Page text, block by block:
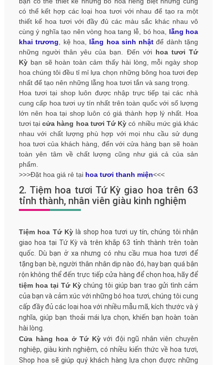
có thể kết hợp các loại hoa tươi với nhau để tạo ra một
thiết kế hoa tươi với đầy đủ các màu sắc khác nhau vô
cùng ý nghĩa tạo nên vòng hoa tang lễ, bó hoa, lẵng hoa
khai trương , kệ hoa, lẵng hoa sinh nhật để dành tặng
những người thân yêu của bạn. Đến với hoa tươi Tứ
Kỳbạn sẽ hoàn toàn cảm thấy hài lòng, mỗi ngày shop
hoa chúng tôi đều tỉ mỉ lựa chọn những bông hoa tươi đẹp
nhất để tạo nên những lẵng hoa tươi tắn và sang trọng.
Hoa tươi tại shop luôn được nhập trực tiếp tại các nhà
cung cấp hoa tươi uy tín nhất trên toàn quốc với số lượng
lớn nên hoa tại shop luôn có giá thành hợp lý nhất. Hoa
tươi tạicửa hàng hoa tươi Tứ Kỳ có nhiều mức giá khác
nhau với chất lượng phù hợp với mọi nhu cầu sử dụng
hoa tươi của khách hàng, đến với cửa hàng bạn sẽ hoàn
toàn yên tâm về chất lượng cũng như giá cả của sản
phẩm.
>>>Đặt hoa giá rẻ tại hoa tươi thanh miện<<<
2. Tiệm hoa tươi Tứ Kỳ giao hoa trên 63
tỉnh thành, nhân viên giàu kinh nghiệm
Tiệm hoa Tứ Kỳ là shop hoa tươi uy tín, chúng tôi nhận
giao hoa tại Tứ Kỳ và trên khắp 63 tỉnh thành trên toàn
quốc. Dù bạn ở xa nhưng có nhu cầu mua hoa tươi để
tặng bạn bè, người thân nhân dịp nào đó, hay bạn quá bận
rộn không thể đến trực tiếp cửa hàng để chọn hoa, hãy để
tiệm hoa tại Tứ Kỳchúng tôi giúp bạn trao gửi tình cảm
của bạn và cảm xúc với những bó hoa tươi, chúng tôi cung
cấp đầy đủ các loại hoa với nhiều mẫu mã, kích thước và ý
nghĩa, giúp bạn thoải mái lựa chọn, khiến bạn hoàn toàn
hài lòng.
Cửa hàng hoa ở Tứ Kỳvới đội ngũ nhân viên chuyên
nghiệp, giàu kinh nghiệm, có nhiều kiến ​​thức về hoa tươi,
Shop hoa sẽ giúp quý khách hàng lựa chọn được những